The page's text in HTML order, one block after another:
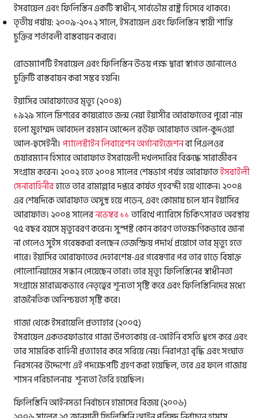
ইসরায়েল এবং ফিলিস্তিন একটি স্বাধীন, সার্বভৌম রাষ্ট্র হিসেবে থাকবে।
তৃতীয় পর্যায়: ২০০৯-২০১২ সালে, ইসরায়েল এবং ফিলিস্তিন স্থায়ী শান্তি
চুক্তির শর্তাবলী বাস্তবায়ন করবে।
রোডম্যাপটি ইসরায়েল এবং ফিলিস্তিন উভয় পক্ষ দ্বারা স্বাগত জানালেও
চুক্তিটি বাস্তবায়ন করা সম্ভব হয়নি।
ইয়াসির আরাফাতের মৃত্যু (২০০৪)
১৯২৯ সালে মিশরের কায়রোতে জন্ম নেয়া ইয়াসীর আরাফাতের পুরো নাম
হলো মুহাম্মদ আবদেল রহমান আব্দেল রউফ আরাফাত আল-কুদওয়া
আল-হুসেইনী। প্যালেস্টাইন লিবারেশন অর্গানাইজেশনবা পিএলওর
চেয়ারম্যান হিসাবে আরাফাত ইসরায়েলী দখলদারির বিরুদ্ধে সারাজীবন
সংগ্রাম করেন। ২০০২ হতে ২০০৪ সালের শেষভাগ পর্যন্ত আরাফাতইসরাইলী
সেনাবাহিনীরহাতে তার রামাল্লার দপ্তরে কার্যত গৃহবন্দী হয়ে থাকেন। ২০০৪
এর শেষদিকে আরাফাত অসুস্থ হয়ে পড়েন, এবং কোমায় চলে যান ইয়াসির
আরাফাত। ২০০৪ সালেরনভেম্বর ১১তারিখে প্যারিসে চিকিৎসারত অবস্থায়
৭৫ বছর বয়সে মৃত্যুবরণ করেন। সুস্পষ্ট কোন কারণ তাতক্ষণিকভাবে জানা
না গেলেও সুইস গবেষকরা বলছেন তেজস্ক্রিয় পদার্থ প্রয়োগে তার মৃত্যু হতে
পারে। ইয়াসির আরাফাতের দেহাবশেষ-এর গবেষণার পর তার হাড়ে বিষাক্ত
পোলোনিয়ামের সন্ধান পেয়েছেন তারা। তার মৃত্যু ফিলিস্তিনের স্বাধীনতা
সংগ্রামে মারাত্মকভাবে নেতৃত্বের শূন্যতা সৃষ্টি করে এবং ফিলিস্তিনিদের মধ্যে
রাজনৈতিক অনিশ্চয়তা সৃষ্টি করে।
গাজা থেকে ইসরায়েলি প্রত্যাহার (২০০৫)
ইসরায়েল একতরফাভাবে গাজা উপত্যকায় বে-আইনি বসতি ধ্বংস করে এবং
তার সামরিক বাহিনী প্রত্যাহার করে সরিয়ে নেয়। নিরাপত্তা বৃদ্ধি এবং সংঘাত
নিরসনের উদ্দেশ্যে এই পদক্ষেপটি গ্রহণ করা হয়েছিল, তবে এর ফলে গাজায়
শাসন পরিচালনায় শূন্যতা তৈরি হয়েছিল।
ফিলিস্তিনি আইনসভা নির্বাচনে হামাসের বিজয় (২০০৬)